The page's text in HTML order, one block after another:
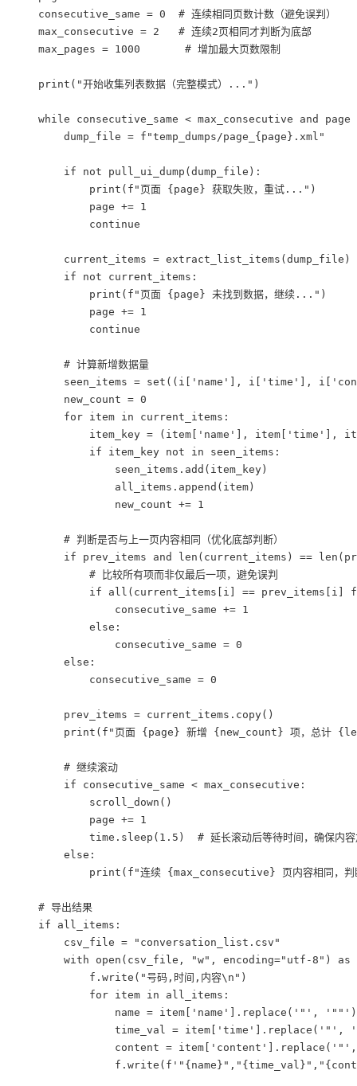
    consecutive_same = 0  # 连续相同页数计数（避免误判）
    max_consecutive = 2   # 连续2页相同才判断为底部
    max_pages = 1000       # 增加最大页数限制
    print("开始收集列表数据（完整模式）...")
while consecutive_same < max_consecutive and page
        dump_file = f"temp_dumps/page_{page}.xml"
        if not pull_ui_dump(dump_file):
            print(f"页面 {page} 获取失败，重试...")
            page += 1
            continue
        current_items = extract_list_items(dump_file)
        if not current_items:
            print(f"页面 {page} 未找到数据，继续...")
            page += 1
            continue
        # 计算新增数据量
seen_items = set((i['name'], i['time'],
        new_count = 0
        for item in current_items:
item_key = (item['name'], item['time'],
            if item_key not in seen_items:
                seen_items.add(item_key)
                all_items.append(item)
                new_count += 1
        # 判断是否与上一页内容相同（优化底部判断）
if prev_items and len(current_items) ==
            # 比较所有项而非仅最后一项，避免误判
if all(current_items[i] == prev_items[i]
                consecutive_same += 1
            else:
                consecutive_same = 0
        else:
            consecutive_same = 0
        prev_items = current_items.copy()
print(f"页面 {page} 新增 {new_count} 项，总计
        # 继续滚动
        if consecutive_same < max_consecutive:
            scroll_down()
            page += 1
time.sleep(1.5)  # 延长滚动后等待时间，确保内容
        else:
print(f"连续 {max_consecutive} 页内容相同，判
    # 导出结果
    if all_items:
        csv_file = "conversation_list.csv"
with open(csv_file, "w", encoding="utf-8") as
            f.write("号码,时间,内容\n")
            for item in all_items:
                name = item['name'].replace('"', '""')
time_val = item['time'].replace('"',
content =